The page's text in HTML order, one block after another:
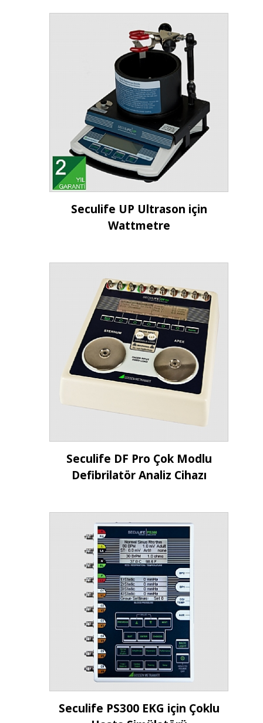
İncele
Seculife UP Ultrason için
Wattmetre
İncele
Seculife DF Pro Çok Modlu
Defibrilatör Analiz Cihazı
İncele
Seculife PS300 EKG için Çoklu